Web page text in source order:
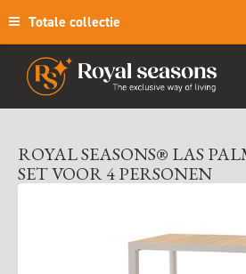
Totale collectie
ROYAL SEASONS® LAS
SET VOOR 4 PERSONEN